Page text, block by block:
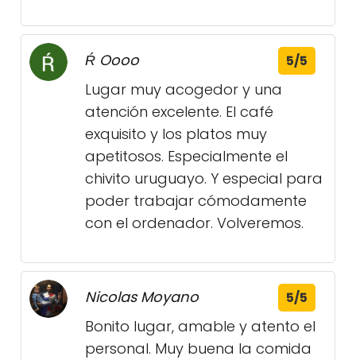
Ŕ Oooo 5/5
Lugar muy acogedor y una
atención excelente. El café
exquisito y los platos muy
apetitosos. Especialmente el
chivito uruguayo. Y especial para
poder trabajar cómodamente
con el ordenador. Volveremos.
Nicolas Moyano 5/5
Bonito lugar, amable y atento el
personal. Muy buena la comida